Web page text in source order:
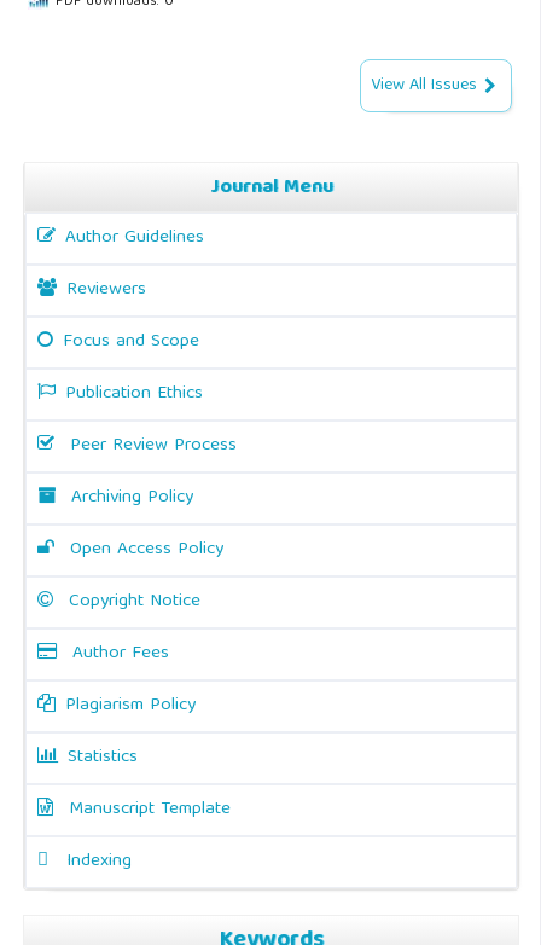
View All Issues
Journal Menu
Author Guidelines
Reviewers
Focus and Scope
Publication Ethics
Peer Review Process
Archiving Policy
Open Access Policy
Copyright Notice
Author Fees
Plagiarism Policy
Statistics
Manuscript Template
Indexing